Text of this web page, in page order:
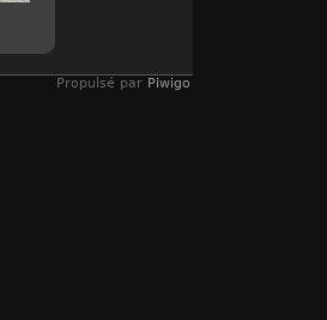
Propulsé par Piwigo